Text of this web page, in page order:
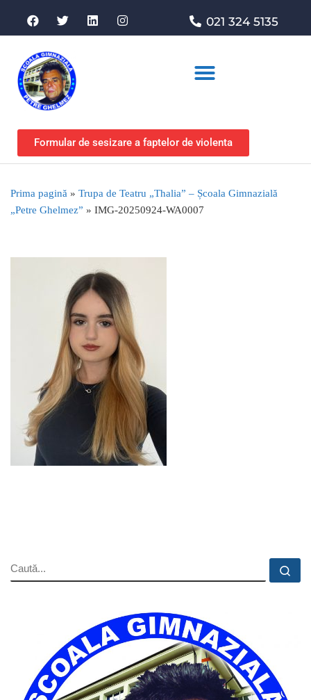
021 324 5135
Formular de sesizare a faptelor de violenta
Prima pagină » Trupa de Teatru „Thalia” – Școala Gimnazială
„Petre Ghelmez” » IMG-20250924-WA0007